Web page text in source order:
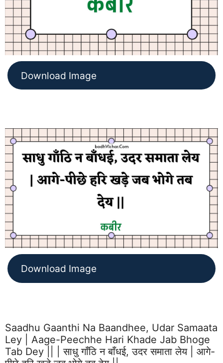
Download Image
Download Image
Saadhu Gaanthi Na Baandhee, Udar Samaata
Ley | Aage-Peechhe Hari Khade Jab Bhoge
Tab Dey || | साधु गाँठि न बाँधई, उदर समाता लेय | आगे-